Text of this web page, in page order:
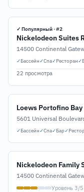
✓ Популярный · #2
Nickelodeon Suites
14500 Continental
✓Бассейн✓Спа✓Ресторан✓
22 просмотра
Loews Portofino
5601 Universal
✓Бассейн✓Спа✓Бар✓
Nickelodeon Family
14500 Continental
Уровень 3/5